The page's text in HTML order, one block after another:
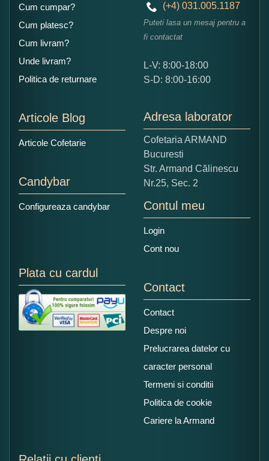
Ce nota acordati acestui produs?
5
Copiati alaturi numarul din imagine:
Cum cumpar?
Cum platesc?
Cum livram?
Unde livram?
Politica de returnare
Articole Blog
Articole Cofetarie
Candybar
Configureaza candybar
(+4) 031.005.1187
Puteti lasa un mesaj pentru a
fi contactat
L-V: 8:00-18:00
S-D: 8:00-16:00
Adresa laborator
Cofetaria ARMAND
Bucuresti
Str. Armand Călinescu
Nr.25, Sec. 2
Contul meu
Login
Cont nou
Plata cu cardul
Contact
Contact
Despre noi
Prelucrarea datelor cu
caracter personal
Termeni si conditii
Politica de cookie
Cariere la Armand